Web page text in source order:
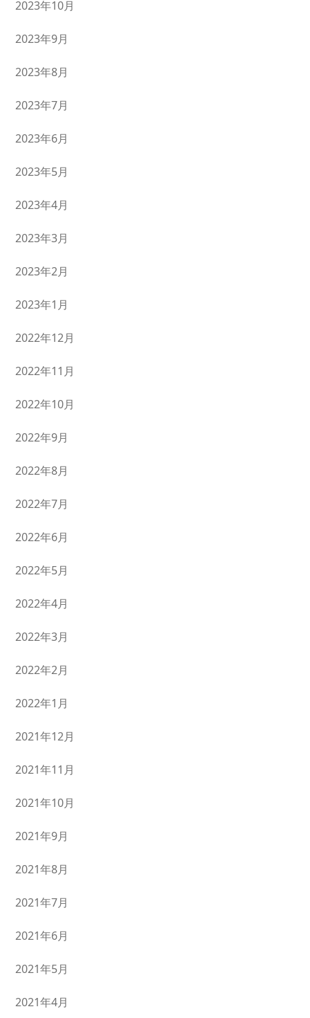
2023年10月
2023年9月
2023年8月
2023年7月
2023年6月
2023年5月
2023年4月
2023年3月
2023年2月
2023年1月
2022年12月
2022年11月
2022年10月
2022年9月
2022年8月
2022年7月
2022年6月
2022年5月
2022年4月
2022年3月
2022年2月
2022年1月
2021年12月
2021年11月
2021年10月
2021年9月
2021年8月
2021年7月
2021年6月
2021年5月
2021年4月